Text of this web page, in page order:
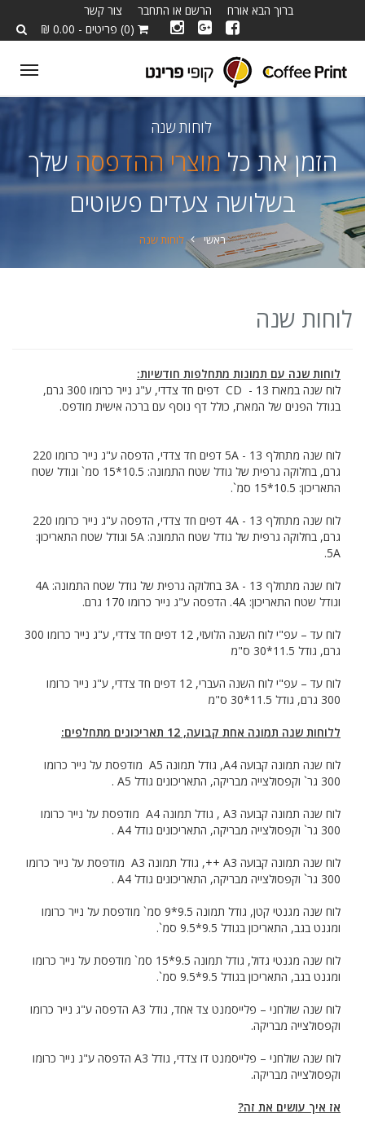
ברוך הבא אורח הרשם או התחבר
צור קשר
(0) פריטים - 0.00 ₪
לוחות שנה
הזמן את כלמוצרי ההדפסה שלך
בשלושה צעדים פשוטים
ראשי לוחות שנה
לוחות שנה
לוחות שנה עם תמונות מתחלפות חודשיות:
לוח שנה במארז CD - 13 דפים חד צדדי, ע"ג נייר כרומו 300 גרם,
בגודל הפנים של המארז, כולל דף נוסף עם ברכה אישית מודפס.
לוח שנה מתחלף 5A - 13 דפים חד צדדי, הדפסה ע"ג נייר כרומו 220
גרם, בחלוקה גרפית של גודל שטח התמונה: 10.5*15 סמ` וגודל שטח
התאריכון: 10.5*15 סמ`.
לוח שנה מתחלף 4A - 13 דפים חד צדדי, הדפסה ע"ג נייר כרומו 220
גרם, בחלוקה גרפית של גודל שטח התמונה: 5A וגודל שטח התאריכון:
5A.
לוח שנה מתחלף 3A - 13 בחלוקה גרפית של גודל שטח התמונה: 4A
וגודל שטח התאריכון: 4A. הדפסה ע"ג נייר כרומו 170 גרם.
לוח עד – עפ"י לוח השנה הלועזי, 12 דפים חד צדדי, ע"ג נייר כרומו 300
גרם, גודל 11.5*30 ס"מ
לוח עד – עפ"י לוח השנה העברי, 12 דפים חד צדדי, ע"ג נייר כרומו
300 גרם, גודל 11.5*30 ס"מ
ללוחות שנה תמונה אחת קבועה, 12 תאריכונים מתחלפים:
לוח שנה תמונה קבועה A4, גודל תמונה A5 מודפסת על נייר כרומו
300 גר` וקפסולצייה מבריקה, התאריכונים גודל A5 .
לוח שנה תמונה קבועה A3 , גודל תמונה A4 מודפסת על נייר כרומו
300 גר` וקפסולצייה מבריקה, התאריכונים גודל A4 .
לוח שנה תמונה קבועה A3 ++, גודל תמונה A3 מודפסת על נייר כרומו
300 גר` וקפסולצייה מבריקה, התאריכונים גודל A4 .
לוח שנה מגנטי קטן, גודל תמונה 9.5*9 סמ` מודפסת על נייר כרומו
ומגנט בגב, התאריכון בגודל 9.5*9.5 סמ`.
לוח שנה מגנטי גדול, גודל תמונה 9.5*15 סמ` מודפסת על נייר כרומו
ומגנט בגב, התאריכון בגודל 9.5*9.5 סמ`.
לוח שנה שולחני – פלייסמנט צד אחד, גודל A3 הדפסה ע"ג נייר כרומו
וקפסולצייה מבריקה.
לוח שנה שולחני – פלייסמנט דו צדדי, גודל A3 הדפסה ע"ג נייר כרומו
וקפסולצייה מבריקה.
אז איך עושים את זה?